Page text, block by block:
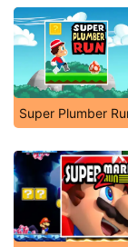
Super Plumber